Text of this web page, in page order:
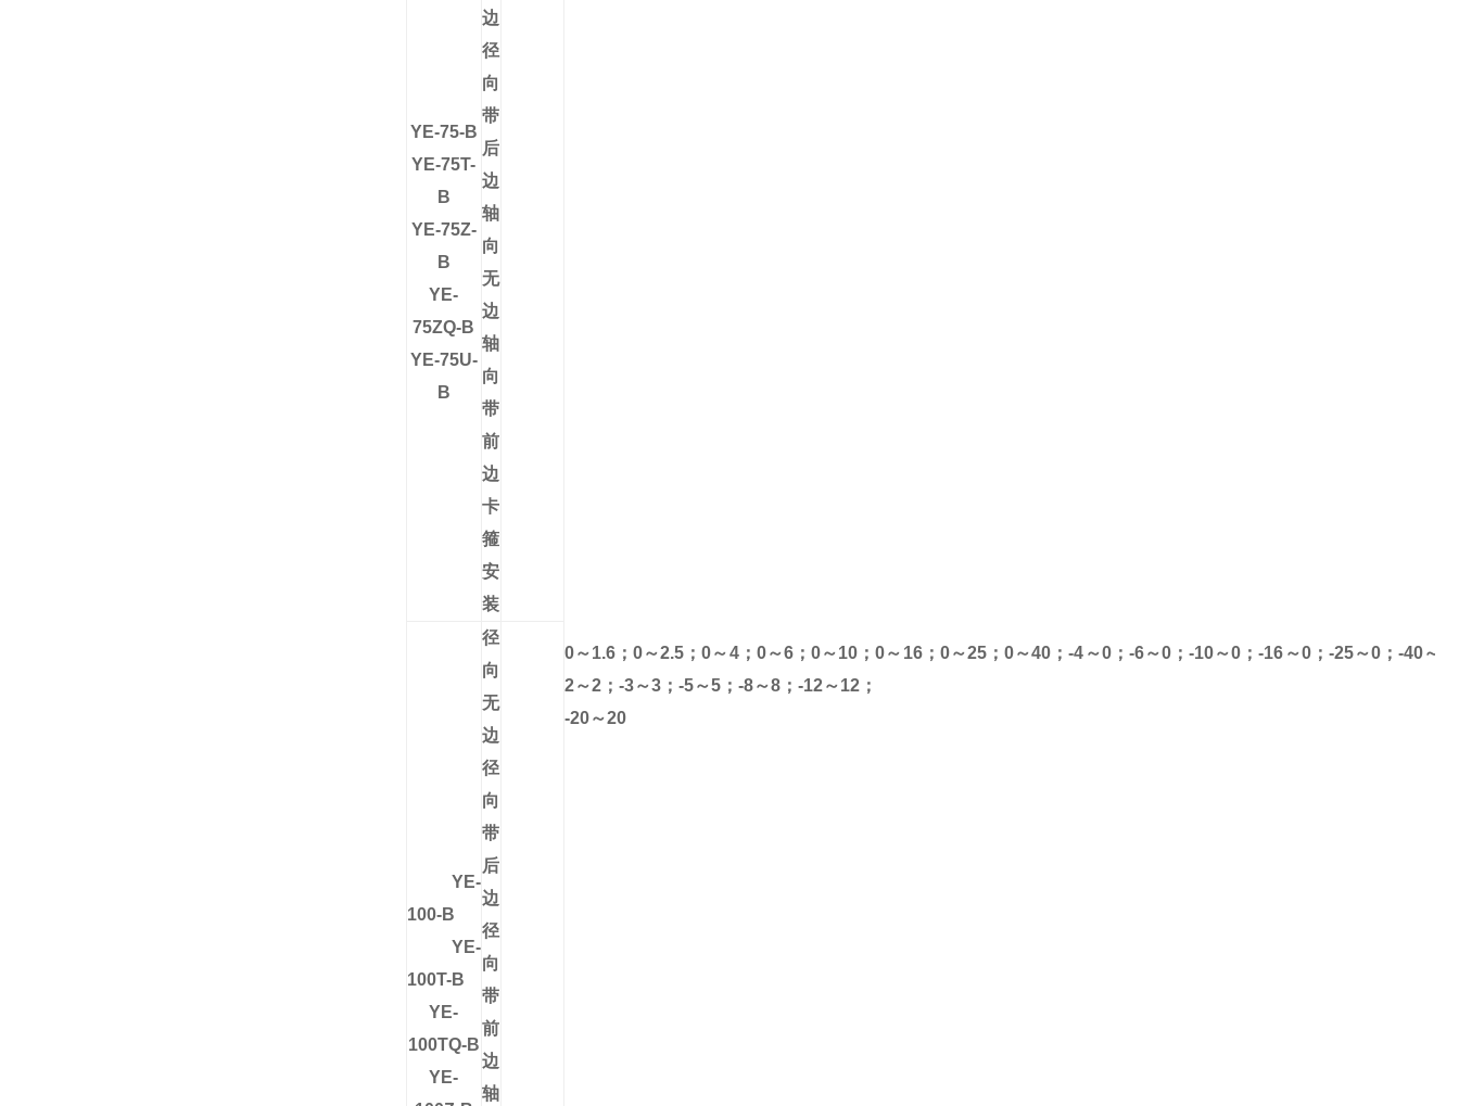
0～1.6； 0～2.5 ；0～4； 0～6； 0～10 ；0～ 16； 0～25 ；0～40 ；-4 ～0； -6～0 ；-10～0 ；-16 ～0； -25～0 ；-40～
2～2； -3～3； -5～5； -8～8； -12～12；
-20～20
YE-75-B
YE-75T-
B
YE-75Z-
B
YE-
75ZQ-B
YE-75U-
B
边
径
向
带
后
边
轴
向
无
边
轴
向
带
前
边
卡
箍
安
装
YE-
100-B
YE-
100T-B
YE-
100TQ-B
YE-
径
向
无
边
径
向
带
后
边
径
向
带
前
边
轴